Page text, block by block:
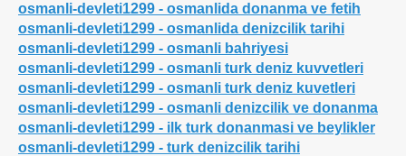
osmanli-devleti1299 - osmanlida donanma ve fetih
osmanli-devleti1299 - osmanlida denizcilik tarihi
osmanli-devleti1299 - osmanli bahriyesi
osmanli-devleti1299 - osmanli turk deniz kuvvetleri
osmanli-devleti1299 - osmanli turk deniz kuvetleri
osmanli-devleti1299 - osmanli denizcilik ve donanma
osmanli-devleti1299 - ilk turk donanmasi ve beylikler
osmanli-devleti1299 - turk denizcilik tarihi